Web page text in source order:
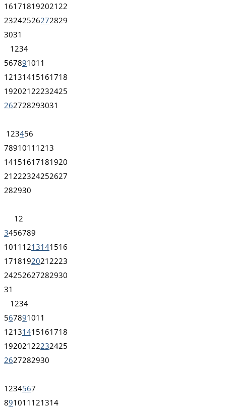
161718192021 22
23242526272829
3031
1 234
567891011
12131415161718
192021 22232425
262728293031
1 23456
7891011 1213
14151617181920
21 222324252627
282930
1 2
3456789
1011 1213141516
1718192021 2223
24252627282930
31
1 234
567891011
12131415161718
192021 22232425
2627282930
1 234567
891011 121314